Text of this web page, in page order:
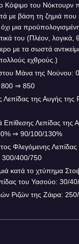
Κόψιμο του Νόκτουρν
με βάση τη ζημιά που
όχι μια
του (Πλέον, λογικά,
με τα σωστά
εχθρούς.)
Μάνα της Νούνου:
800 ⇒ 850
της Αυγής της
Λεπίδας της
⇒ 90/100/130%
Φλεγόμενης
400/750
κατά το χτύπημα
του Υασούο: 30/
Ριζών της Ζάιρα: